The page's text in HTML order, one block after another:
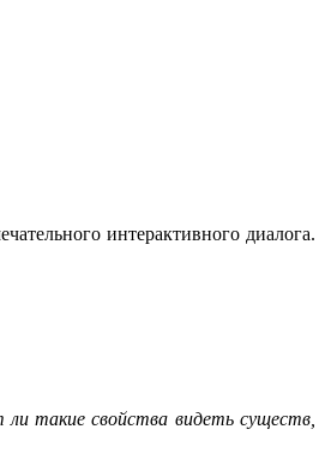
интерактивного диалога.
такие свойства видеть существ,